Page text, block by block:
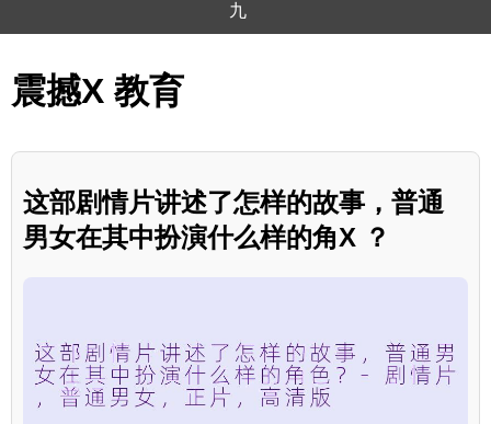
九
震撼X 教育
这部剧情片讲述了怎样的故事，普通
男女在其中扮演什么样的角X ？